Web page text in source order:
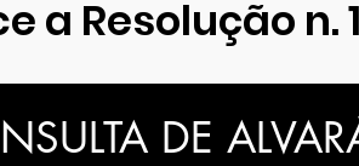
a Resolução n.
DE